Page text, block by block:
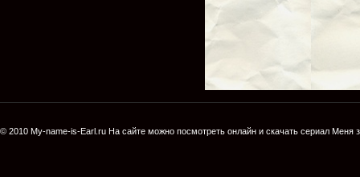
© 2010 My-name-is-Earl.ru На сайте можно посмотреть онлайн и скачать сериал Меня